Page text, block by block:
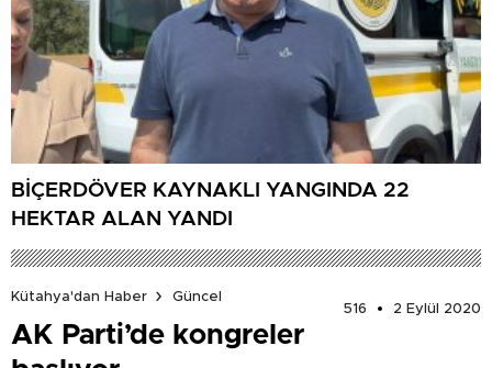
BİÇERDÖVER KAYNAKLI YANGINDA 22
HEKTAR ALAN YANDI
Kütahya'dan Haber
Güncel
516
2 Eylül 2020
AK Parti’de kongreler